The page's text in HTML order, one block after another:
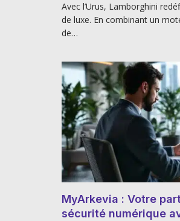
Avec l’Urus, Lamborghini
de luxe. En combinant un
de…
MyArkevia : Votre
sécurité numérique